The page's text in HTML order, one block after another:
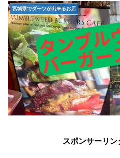
宮城県でダーツが出来るお店
スポンサーリン